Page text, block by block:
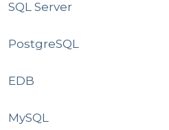
SQL Server
PostgreSQL
EDB
MySQL